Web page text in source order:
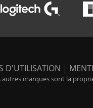
D'UTILISATION |
marques sont la